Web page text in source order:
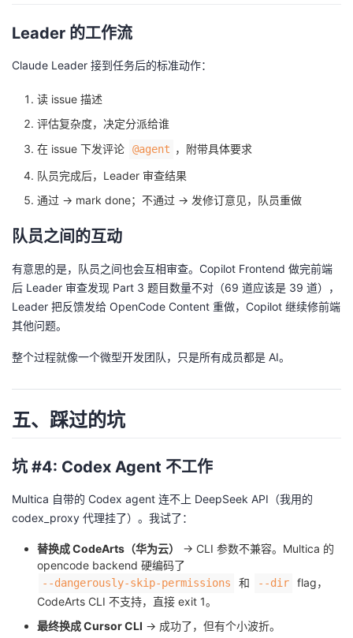
Leader 的工作流
Claude Leader 接到任务后的标准动作：
读 issue 描述
评估复杂度，决定分派给谁
在 issue 下发评论
@agent ，附带具体要求
队员完成后，Leader 审查结果
通过 → mark done；不通过 → 发修订意见，队员重做
队员之间的互动
有意思的是，队员之间也会互相审查。Copilot Frontend 做完前端
后 Leader 审查发现 Part 3 题目数量不对（69 道应该是 39 道），
Leader 把反馈发给 OpenCode Content 重做，Copilot 继续修前端
其他问题。
整个过程就像一个微型开发团队，只是所有成员都是 AI。
五、踩过的坑
坑 #4: Codex Agent 不工作
Multica 自带的 Codex agent 连不上 DeepSeek API（我用的
codex_proxy 代理挂了）。我试了：
替换成 CodeArts（华为云）
→ CLI 参数不兼容。Multica 的
opencode backend 硬编码了
--dangerously-skip-permissions 和 --dir
flag，
CodeArts CLI 不支持，直接 exit 1。
最终换成 Cursor CLI → 成功了，但有个小波折。